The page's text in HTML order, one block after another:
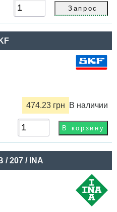
474.23 грн В наличии
/ 207 / INA